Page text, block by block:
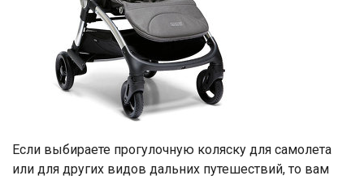
Если выбираете прогулочную коляску для самолета
или для других видов дальних путешествий, то вам